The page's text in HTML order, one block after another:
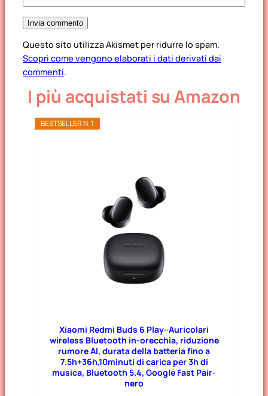
Questo sito utilizza Akismet per ridurre lo spam.
Scopri come vengono elaborati i dati derivati dai
commenti.
I più acquistati su Amazon
BESTSELLER N. 1
Xiaomi Redmi Buds 6 Play–Auricolari
wireless Bluetooth in-orecchia, riduzione
rumore AI, durata della batteria fino a
7.5h+36h,10minuti di carica per 3h di
musica, Bluetooth 5.4, Google Fast Pair-
nero